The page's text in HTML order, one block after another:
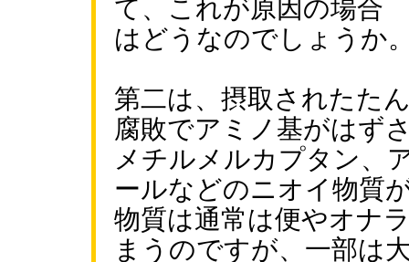
て、これが原因の場合
はどうなのでしょうか
第二は、摂取されたた
腐敗でアミノ基がはず
メチルメルカプタン、
ールなどのニオイ物質
物質は通常は便やオナ
まうのですが、一部は